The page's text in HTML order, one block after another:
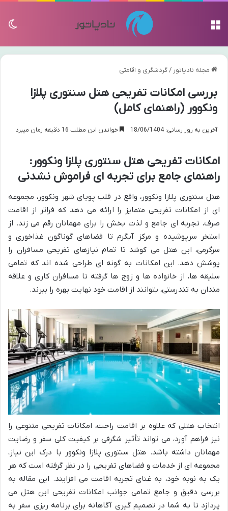
مجله نادیاتور /گردشگری و اقامتی
بررسی امکانات تفریحی هتل سنتوری پلازا
ونکوور (راهنمای کامل)
آخرین به روز رسانی: 18/06/1404 خواندن این مطلب 16 دقیقه زمان میبرد
امکانات تفریحی هتل سنتوری پلازا ونکوور:
راهنمای جامع برای تجربه ای فراموش نشدنی
هتل سنتوری پلازا ونکوور، واقع در قلب پویای شهر ونکوور، مجموعه
ای از امکانات تفریحی متمایز را ارائه می دهد که فراتر از اقامت
صرف، تجربه ای جامع و لذت بخش را برای مهمانان رقم می زند. از
استخر سرپوشیده و مرکز آبگرم تا فضاهای گوناگون غذاخوری و
سرگرمی، این هتل می کوشد تا تمام نیازهای تفریحی مسافران را
پوشش دهد. این امکانات به گونه ای طراحی شده اند که تمامی
سلیقه ها، از خانواده ها و زوج ها گرفته تا مسافران کاری و علاقه
مندان به تندرستی، بتوانند از اقامت خود نهایت بهره را ببرند.
انتخاب هتلی که علاوه بر اقامت راحت، امکانات تفریحی متنوعی را
نیز فراهم آورد، می تواند تأثیر شگرفی بر کیفیت کلی سفر و رضایت
مهمانان داشته باشد. هتل سنتوری پلازا ونکوور با درک این نیاز،
مجموعه ای از خدمات و فضاهای تفریحی را در نظر گرفته است که هر
یک به نوبه خود، به غنای تجربه اقامت می افزایند. این مقاله به
بررسی دقیق و جامع تمامی جوانب امکانات تفریحی این هتل می
پردازد تا به شما در تصمیم گیری آگاهانه برای برنامه ریزی سفر به